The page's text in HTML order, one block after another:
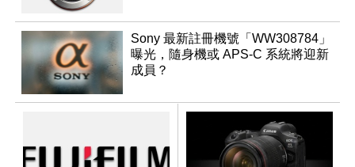
Sony 最新註冊機號「WW308784」
曝光，隨身機或 APS-C 系統將迎新
成員？